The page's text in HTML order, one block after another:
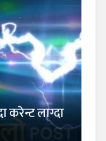
करेन्ट लाग्दा